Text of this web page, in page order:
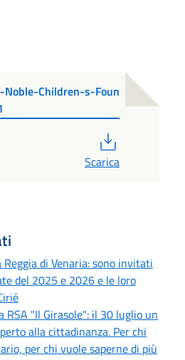
Children-s-Foun
Scarica
di Venaria: sono invitati
del 2025 e 2026 e le loro
RSA "Il Girasole": il 30 luglio un
alla cittadinanza. Per chi
per chi vuole saperne di più